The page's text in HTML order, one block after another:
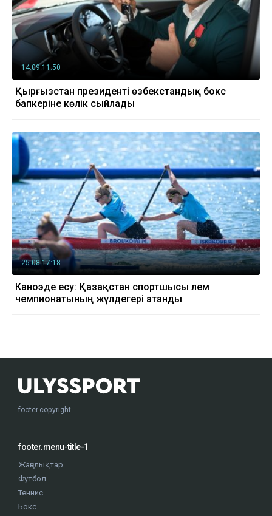
14.09 11:50
Қырғызстан президенті өзбекстандық бокс
бапкеріне көлік сыйлады
25.08 17:18
Каноэде есу: Қазақстан спортшысы әлем
чемпионатының жүлдегері атанды
footer.copyright
footer.menu-title-1
Жаңалықтар
Футбол
Теннис
Бокс